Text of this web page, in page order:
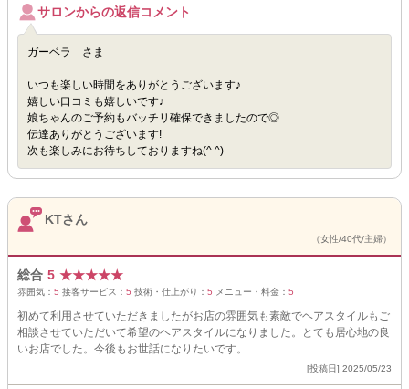
サロンからの返信コメント
ガーベラ さま
いつも楽しい時間をありがとうございます♪
嬉しい口コミも嬉しいです♪
娘ちゃんのご予約もバッチリ確保できましたので◎
伝達ありがとうございます!
次も楽しみにお待ちしておりますね(^ ^)
KTさん
（女性/40代/主婦）
総合 5 ★★★★★
雰囲気： 5 接客サービス： 5 技術・仕上がり： 5 メニュー・料金： 5
初めて利用させていただきましたがお店の雰囲気も素敵でヘアスタイルもご
相談させていただいて希望のヘアスタイルになりました。とても居心地の良
いお店でした。今後もお世話になりたいです。
[投稿日] 2025/05/23